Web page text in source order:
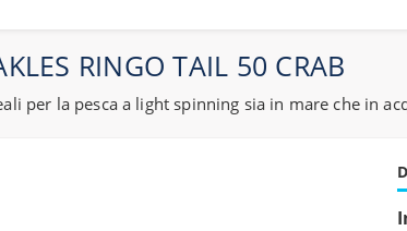
RINGO TAIL 50 CRAB
per la pesca a light spinning sia in mare che in